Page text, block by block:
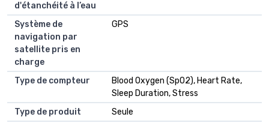
d'étanchéité à l’eau
Système de
navigation par
satellite pris en
charge
GPS
Type de compteur
Blood Oxygen (SpO2), Heart Rate,
Sleep Duration, Stress
Type de produit
Seule